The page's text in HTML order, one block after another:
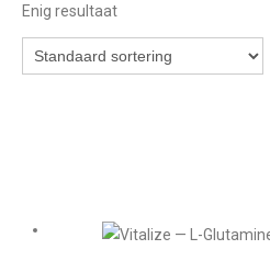
Enig resultaat